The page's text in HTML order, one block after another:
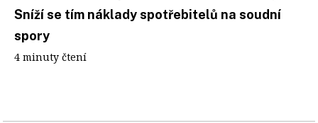
Sníží se tím náklady spotřebitelů na soudní
spory
4 minuty čtení